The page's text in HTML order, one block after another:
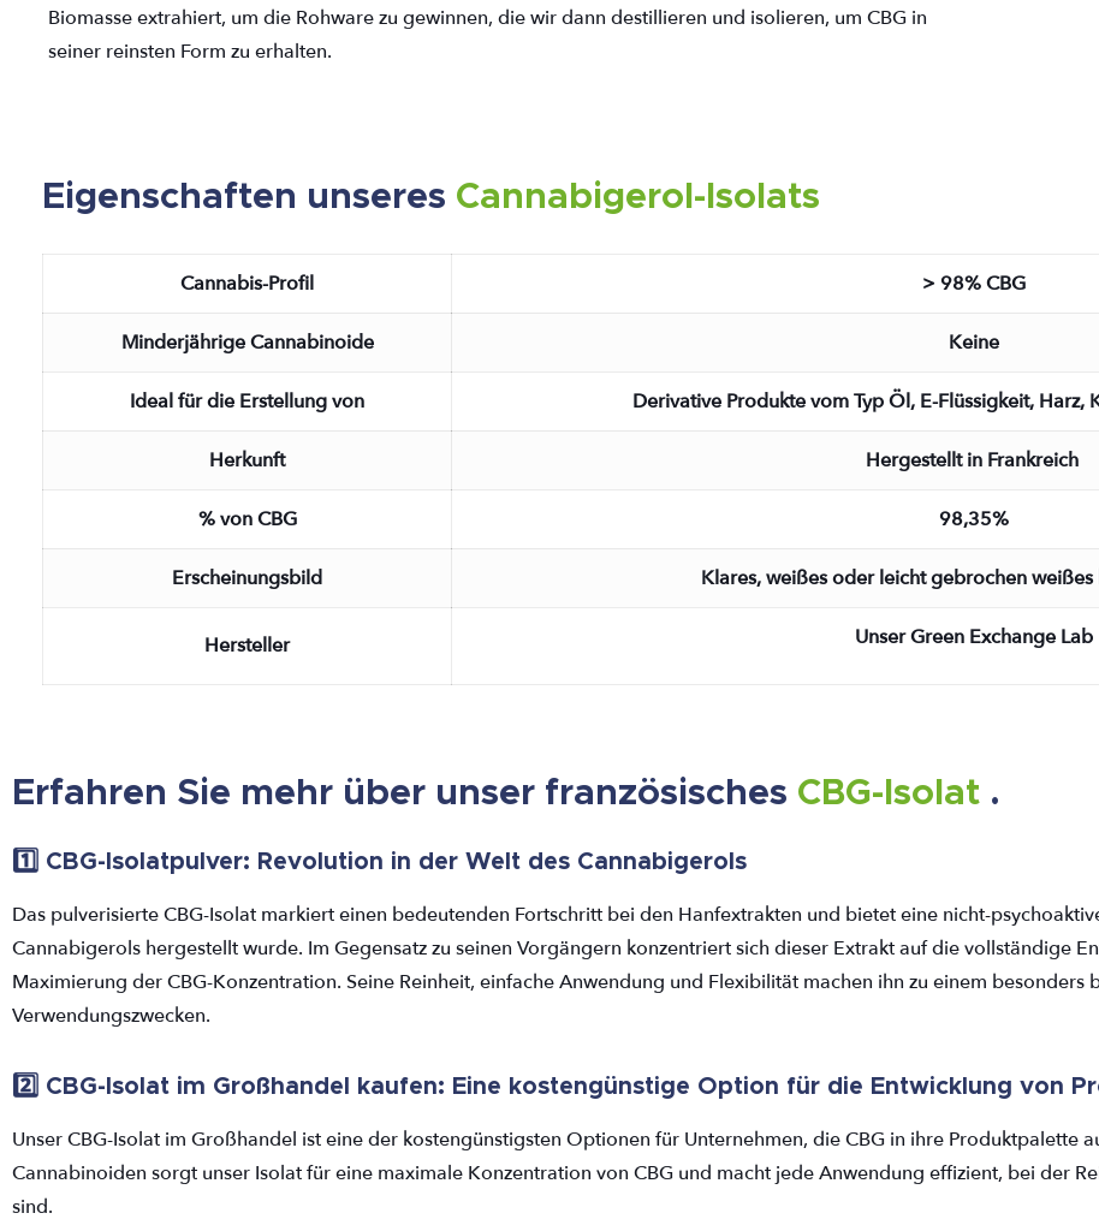
Biomasse extrahiert, um die Rohware zu gewinnen, die wir dann destillieren und isolieren, um CBG in
seiner reinsten Form zu erhalten.
Eigenschaften unseres Cannabigerol-Isolats
Cannabis-Profil > 98% CBG
Minderjährige Cannabinoide Keine
Ideal für die Erstellung von Derivative Produkte vom Typ Öl, E-Flüssigkeit, Harz,
Herkunft Hergestellt in Frankreich
% von CBG 98,35%
Erscheinungsbild Klares, weißes oder leicht gebrochen weißes
Hersteller Unser Green Exchange Lab
Erfahren Sie mehr über unser französisches CBG-Isolat .
1️⃣ CBG-Isolatpulver: Revolution in der Welt des Cannabigerols
Das pulverisierte CBG-Isolat markiert einen bedeutenden Fortschritt bei den Hanfextrakten und bietet eine nicht-
Cannabigerols hergestellt wurde. Im Gegensatz zu seinen Vorgängern konzentriert sich dieser Extrakt auf die vollständige
Maximierung der CBG-Konzentration. Seine Reinheit, einfache Anwendung und Flexibilität machen ihn zu einem besonders
Verwendungszwecken.
2️⃣ CBG-Isolat im Großhandel kaufen: Eine kostengünstige Option für die Entwicklung von
Unser CBG-Isolat im Großhandel ist eine der kostengünstigsten Optionen für Unternehmen, die CBG in ihre Produktpalette
Cannabinoiden sorgt unser Isolat für eine maximale Konzentration von CBG und macht jede Anwendung effizient, bei der
sind.